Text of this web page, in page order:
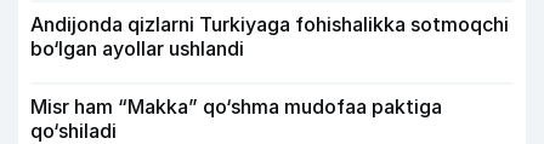
Andijonda qizlarni Turkiyaga fohishalikka sotmoqchi
bo‘lgan ayollar ushlandi
Misr ham “Makka” qo‘shma mudofaa paktiga
qo‘shiladi